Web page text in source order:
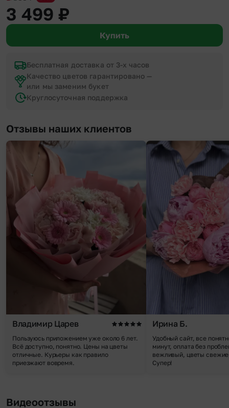
3 499 ₽
Купить
Бесплатная доставка от 3-х часов
Качество цветов гарантировано —
или мы заменим букет
Круглосуточная поддержка
Отзывы наших клиентов
Владимир Царев
Пользуюсь приложением уже около 6 лет.
Всё доступно, понятно. Цены на цветы
отличные. Курьеры как правило
приезжают вовремя.
Ирина Б.
Удобный сайт, все
минут, оплата без
вежливый, цветы
Супер!
Видеоотзывы